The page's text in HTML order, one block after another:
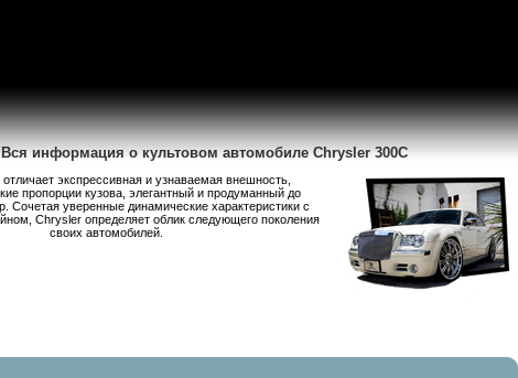
Вся информация о культовом автомобиле Chrysler 300C
экспрессивная и узнаваемая внешность,
пропорции кузова, элегантный и продуманный до
Сочетая уверенные динамические характеристики с
Chrysler определяет облик следующего поколения
своих автомобилей.